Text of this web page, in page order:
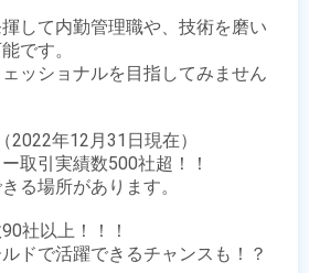
して内勤管理職や、技術を磨い
です。
ッショナルを目指してみません
年12月31日現在）
取引実績数500社超！！
る場所があります。
社以上！！！
ドで活躍できるチャンスも！？